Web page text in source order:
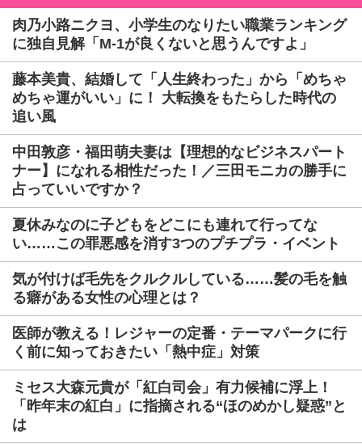
肉乃小路ニクヨ、小学生のなりたい職業ランキング
に独自見解「M-1が良くないと思うんですよ」
藤本美貴、結婚して「人生終わった」から「めちゃ
めちゃ運がいい」に！ 大転換をもたらした時代の
追い風
中田敦彦・福田萌夫妻は【理想的なビジネスパート
ナー】になれる相性だった！／三田モニカの勝手に
占っていいですか？
夏休みなのに子どもをどこにも連れて行ってな
い……この罪悪感を消す3つのプチプラ・イベント
気が付けば毛先をクルクルしている……髪の毛を触
る癖がある女性の心理とは？
医師が教える！レジャーの定番・テーマパークに行
く前に知っておきたい「熱中症」対策
ミセス大森元貴が「紅白司会」有力候補に浮上！
「昨年末の紅白」に指摘される“ほのめかし疑惑”と
は